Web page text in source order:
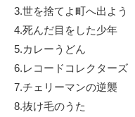
3.世を捨てよ町へ出よう
4.死んだ目をした少年
5.カレーうどん
6.レコードコレクターズ
7.チェリーマンの逆襲
8.抜け毛のうた